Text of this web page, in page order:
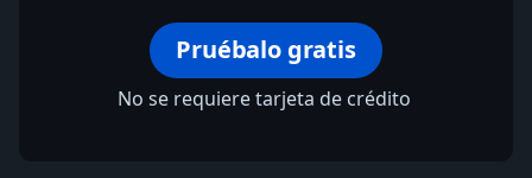
Pruébalo gratis
No se requiere tarjeta de crédito